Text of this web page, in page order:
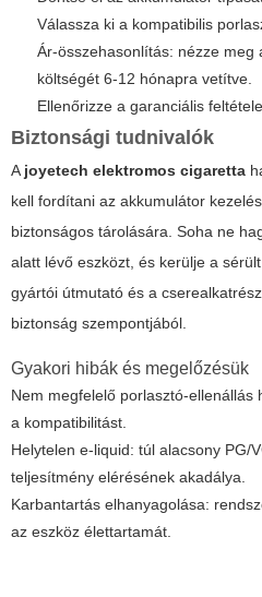
Válassza ki a kompatibilis
Ár-összehasonlítás: nézze meg
költségét 6-12 hónapra vetítve.
Ellenőrizze a garanciális
Biztonsági tudnivalók
Ajoyetech elektromos cigaretta
kell fordítani az akkumulátor
biztonságos tárolására. Soha ne
alatt lévő eszközt, és kerülje a
gyártói útmutató és a
biztonság szempontjából.
Gyakori hibák és megelőzésük
Nem megfelelő porlasztó-ellenállás
a kompatibilitást.
Helytelen e-liquid: túl alacsony PG/
teljesítmény elérésének akadálya.
Karbantartás elhanyagolása:
az eszköz élettartamát.